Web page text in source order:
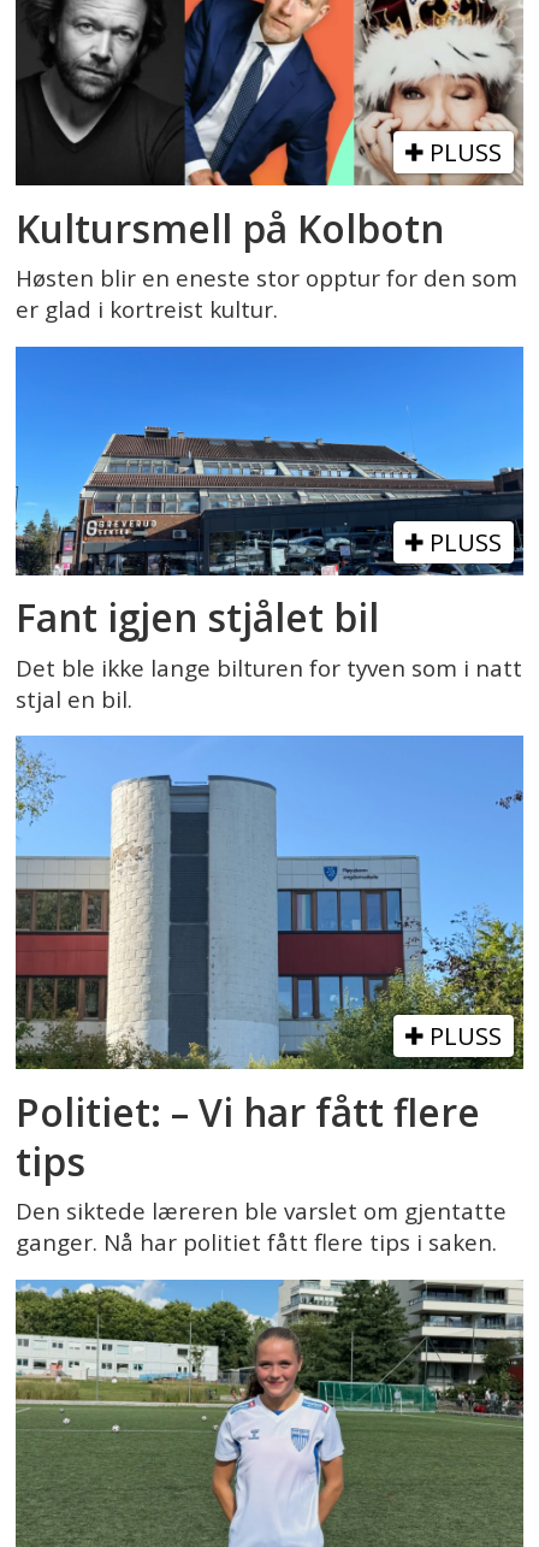
PLUSS
Kultursmell på Kolbotn
Høsten blir en eneste stor opptur for den som
er glad i kortreist kultur.
PLUSS
Fant igjen stjålet bil
Det ble ikke lange bilturen for tyven som i natt
stjal en bil.
PLUSS
Politiet: – Vi har fått flere
tips
Den siktede læreren ble varslet om gjentatte
ganger. Nå har politiet fått flere tips i saken.